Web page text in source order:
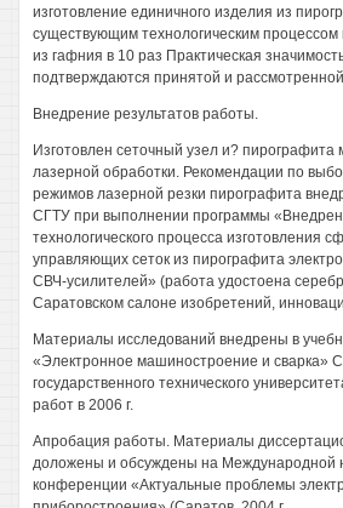
изготовление единичного изделия из
существующим технологическим процессом
из гафния в 10 раз Практическая
подтверждаются принятой и
Внедрение результатов работы.
Изготовлен сеточный узел и?
лазерной обработки. Рекомендации по
режимов лазерной резки пирографита
СГТУ при выполнении программы
технологического процесса изготовления
управляющих сеток из пирографита
СВЧ-усилителей» (работа удостоена
Саратовском салоне изобретений,
Материалы исследований внедрены в
«Электронное машиностроение и сварка»
государственного технического
работ в 2006 г.
Апробация работы. Материалы
доложены и обсуждены на Международной
конференции «Актуальные проблемы